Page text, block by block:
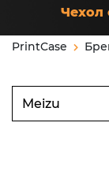
Чехол
PrintCase